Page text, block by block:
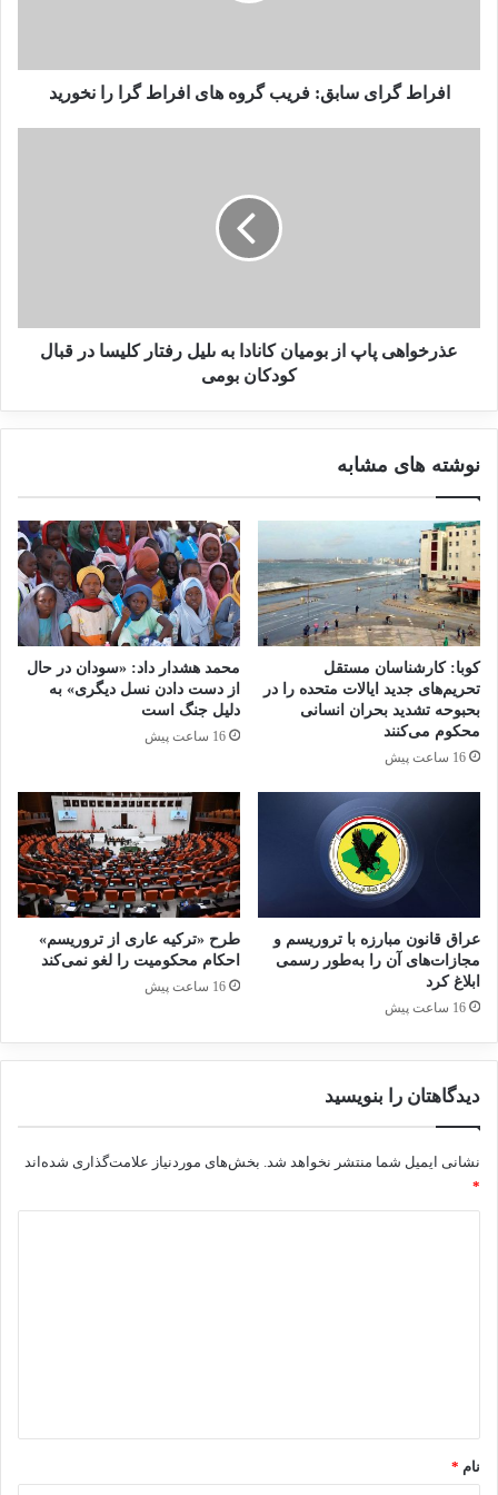
ها خون جوانان کرد را ریخته است؟ ثمره خون ریخته جوانان کرد
گرفتن امتیاز و دلار تبدیل کرده‌اند.
کردستان کومله
افراط گرای سابق: فریب گروه های افراط گرا را نخورید
عذرخواهی پاپ از بومیان کانادا به ىليل رفتار کلیسا در قبال
کودکان بومی
نوشته های مشابه
کوبا: کارشناسان مستقل
تحریم‌های جدید ایالات متحده را در
بحبوحه تشدید بحران انسانی
محکوم می‌کنند
16 ساعت پیش
محمد هشدار داد: «سودان در حال
از دست دادن نسل دیگری» به
دلیل جنگ است
16 ساعت پیش
عراق قانون مبارزه با تروریسم و
مجازات‌های آن را به‌طور رسمی
ابلاغ کرد
16 ساعت پیش
طرح «ترکیه عاری از تروریسم»
احکام محکومیت را لغو نمی‌کند
16 ساعت پیش
دیدگاهتان را بنویسید
نشانی ایمیل شما منتشر نخواهد شد. بخش‌های موردنیاز علامت‌گذاری شده‌اند
*
نام *